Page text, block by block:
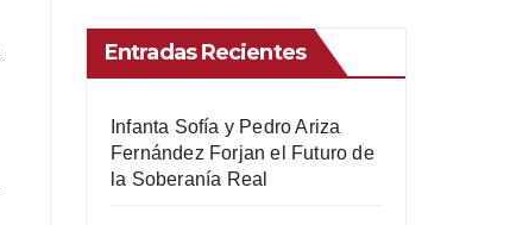
Entradas Recientes
Infanta Sofía y Pedro Ariza
Fernández Forjan el Futuro de
la Soberanía Real